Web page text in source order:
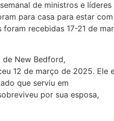
de ministros e líderes
para casa para estar
foram recebidas 17-21 de
de New Bedford,
12 de março de 2025. Ele
que serviu em
por sua esposa,